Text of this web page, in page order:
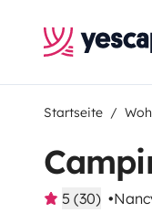
Startseite
5 (30)